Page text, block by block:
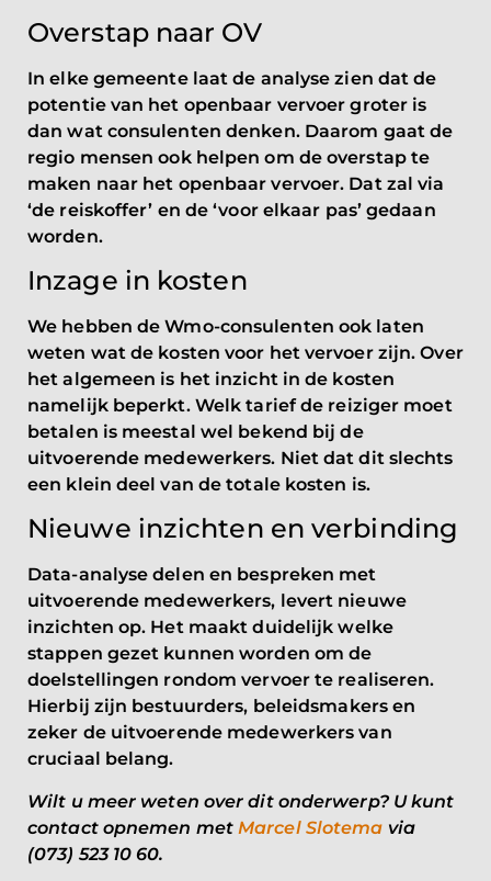
Overstap naar OV
In elke gemeente laat de analyse zien dat de
potentie van het openbaar vervoer groter is
dan wat consulenten denken. Daarom gaat de
regio mensen ook helpen om de overstap te
maken naar het openbaar vervoer. Dat zal via
‘de reiskoffer’ en de ‘voor elkaar pas’ gedaan
worden.
Inzage in kosten
We hebben de Wmo-consulenten ook laten
weten wat de kosten voor het vervoer zijn. Over
het algemeen is het inzicht in de kosten
namelijk beperkt. Welk tarief de reiziger moet
betalen is meestal wel bekend bij de
uitvoerende medewerkers. Niet dat dit slechts
een klein deel van de totale kosten is.
Nieuwe inzichten en verbinding
Data-analyse delen en bespreken met
uitvoerende medewerkers, levert nieuwe
inzichten op. Het maakt duidelijk welke
stappen gezet kunnen worden om de
doelstellingen rondom vervoer te realiseren.
Hierbij zijn bestuurders, beleidsmakers en
zeker de uitvoerende medewerkers van
cruciaal belang.
Wilt u meer weten over dit onderwerp? U kunt
contact opnemen met Marcel Slotema via
(073) 523 10 60.